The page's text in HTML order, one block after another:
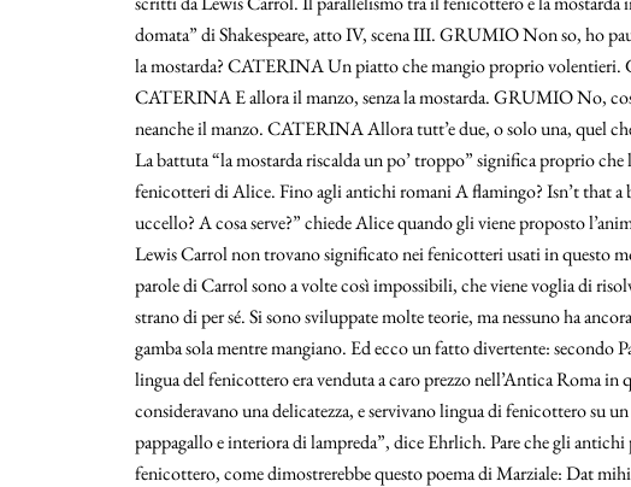
domata” di Shakespeare, atto IV, scena III. GRUMIO Non so, ho
la mostarda? CATERINA Un piatto che mangio proprio volentieri.
CATERINA E allora il manzo, senza la mostarda. GRUMIO No,
neanche il manzo. CATERINA Allora tutt’e due, o solo una, quel
La battuta “la mostarda riscalda un po’ troppo” significa proprio
fenicotteri di Alice. Fino agli antichi romani A flamingo? Isn’t that
uccello? A cosa serve?” chiede Alice quando gli viene proposto
Lewis Carrol non trovano significato nei fenicotteri usati in questo
parole di Carrol sono a volte così impossibili, che viene voglia di
strano di per sé. Si sono sviluppate molte teorie, ma nessuno ha
gamba sola mentre mangiano. Ed ecco un fatto divertente:
lingua del fenicottero era venduta a caro prezzo nell’Antica Roma
consideravano una delicatezza, e servivano lingua di fenicottero su
pappagallo e interiora di lampreda”, dice Ehrlich. Pare che gli
fenicottero, come dimostrerebbe questo poema di Marziale: Dat